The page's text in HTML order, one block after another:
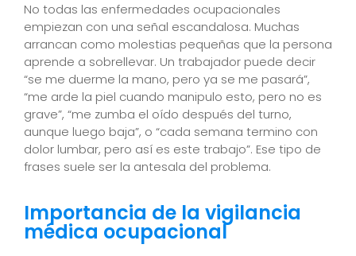
No todas las enfermedades ocupacionales
empiezan con una señal escandalosa. Muchas
arrancan como molestias pequeñas que la persona
aprende a sobrellevar. Un trabajador puede decir
“se me duerme la mano, pero ya se me pasará”,
“me arde la piel cuando manipulo esto, pero no es
grave”, “me zumba el oído después del turno,
aunque luego baja”, o “cada semana termino con
dolor lumbar, pero así es este trabajo”. Ese tipo de
frases suele ser la antesala del problema.
Importancia de la vigilancia
médica ocupacional